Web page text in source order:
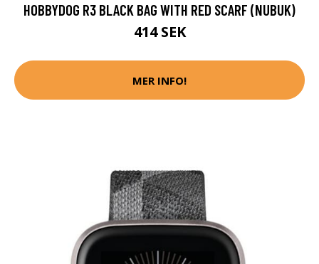
HOBBYDOG R3 BLACK BAG WITH RED SCARF (NUBUK)
414 SEK
MER INFO!